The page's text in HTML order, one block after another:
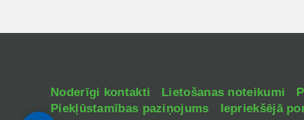
Noderīgi kontakti Lietošanas noteikumi
Piekļūstamības paziņojums
Iepriekšējā